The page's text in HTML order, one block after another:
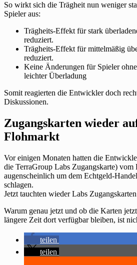
So wirkt sich die Trägheit nun weniger
Spieler aus:
Trägheits-Effekt für stark
reduziert.
Trägheits-Effekt für mittelmäßig
reduziert.
Keine Änderungen für Spieler
leichter Überladung
Somit reagierten die Entwickler doch
Diskussionen.
Zugangskarten wieder
Flohmarkt
Vor einigen Monaten hatten die
die TerraGroup Labs Zugangskarte) vom
augenscheinlich um dem Echtgeld-
schlagen.
Jetzt tauchten wieder Labs
Warum genau jetzt und ob die Karten
längere Zeit dort verfügbar bleiben, ist
teilen
teilen